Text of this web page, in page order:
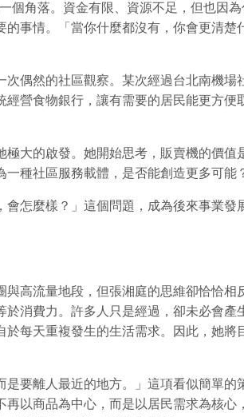
個角落。資金有限、資源不足，但也因
的事情。「當你什麼都沒有，你會更清楚
偶然的社區觀察。某次經過台北南機場
經營食物銀行，讓有需要的居民能更方便
大的啟發。她開始思考，販賣機的價值
種社區服務載體，是否能創造更多可能
會怎麼樣？」這個問題，成為後來事業發
與高流量地段，但張湘庭的思維卻恰恰相
於消費力。許多人只是經過，卻未必會產
於每天重複發生的生活需求。因此，她將
是要離人最近的地方。」這項看似簡單的
再以商品為中心，而是以居民需求為核心